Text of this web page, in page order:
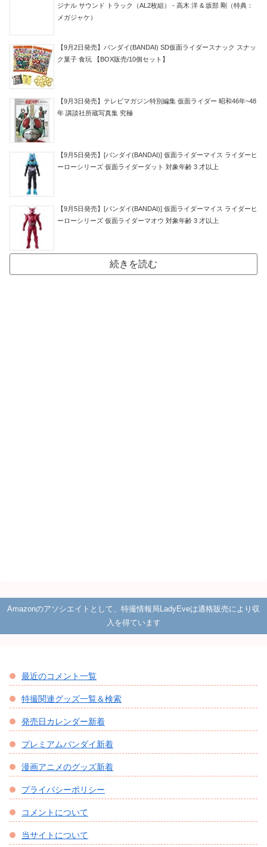
ジナル サウンド トラック（AL2枚組） - 高木 洋 & 坂部 剛（特典：
メガジャケ）
【9月2日発売】バンダイ(BANDAI) SD仮面ライダースナック スナッ
ク菓子 食玩 【BOX販売/10個セット】
【9月3日発売】テレビマガジン特別編集 仮面ライダー 昭和46年~48
年 講談社所蔵写真集 究極
【9月5日発売】[バンダイ(BANDAI)] 仮面ライダーマイス ライダーヒ
ーローシリーズ 仮面ライダーダット 対象年齢 3 才以上
【9月5日発売】[バンダイ(BANDAI)] 仮面ライダーマイス ライダーヒ
ーローシリーズ 仮面ライダーマオウ 対象年齢 3 才以上
続きを読む
Amazonのアソシエイトとして、特撮情報局LadyEveは適格販売により収
入を得ています
最近のコメント一覧
特撮関連グッズ一覧＆検索
発売日カレンダー新着
プレミアムバンダイ新着
漫画アニメのグッズ新着
プライバシーポリシー
コメントについて
当サイトについて